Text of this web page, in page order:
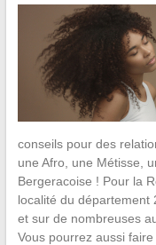
conseils pour des
une Afro, une Métisse,
Bergeracoise ! Pour la
localité du département
et sur de nombreuses
Vous pourrez aussi faire